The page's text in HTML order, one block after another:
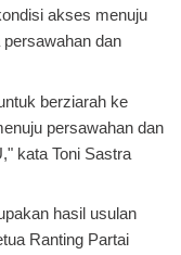
akses menuju
dan
berziarah ke
persawahan dan
kata Toni Sastra
hasil usulan
Ranting Partai